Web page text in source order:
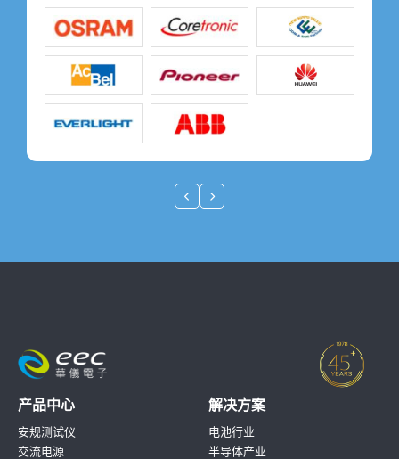
产品中心
安规测试仪
交流电源
解决方案
电池行业
半导体产业